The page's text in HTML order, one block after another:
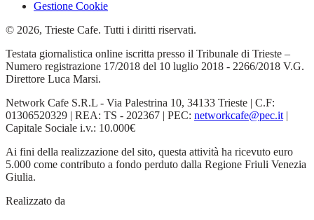
Gestione Cookie
© 2026, Trieste Cafe. Tutti i diritti riservati.
Testata giornalistica online iscritta presso il Tribunale di Trieste –
Numero registrazione 17/2018 del 10 luglio 2018 - 2266/2018 V.G.
Direttore Luca Marsi.
Network Cafe S.R.L - Via Palestrina 10, 34133 Trieste | C.F:
01306520329 | REA: TS - 202367 | PEC: networkcafe@pec.it|
Capitale Sociale i.v.: 10.000€
Ai fini della realizzazione del sito, questa attività ha ricevuto euro
5.000 come contributo a fondo perduto dalla Regione Friuli Venezia
Giulia.
Realizzato da